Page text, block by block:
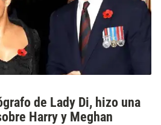
de Lady Di, hizo una
Harry y Meghan